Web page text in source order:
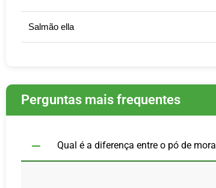
Salmão ella
Perguntas mais frequentes
Qual é a diferença entre o pó de